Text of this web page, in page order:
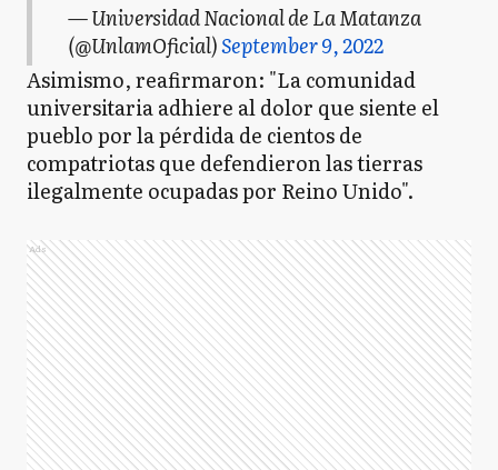
— Universidad Nacional de La Matanza
(@UnlamOficial)September 9, 2022
Asimismo, reafirmaron: "La comunidad
universitaria adhiere al dolor que siente el
pueblo por la pérdida de cientos de
compatriotas que defendieron las tierras
ilegalmente ocupadas por Reino Unido".
Ads